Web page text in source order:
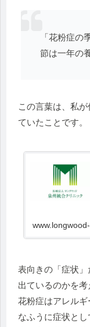
「花粉症の
節は一年の
この言葉は、私
ていたことです。
表向きの「症状
出ているのかを考
花粉症はアレル
なふうに症状と